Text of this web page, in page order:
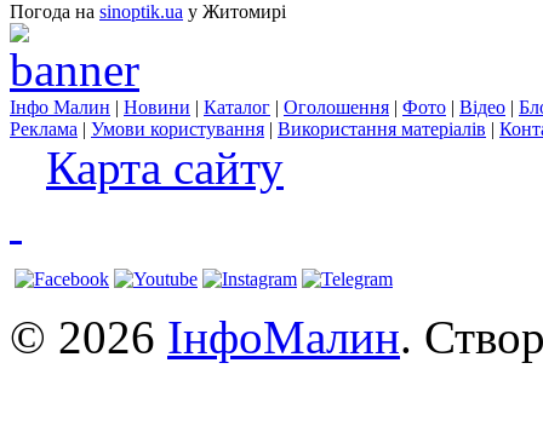
Погода на sinoptik.ua у Житомирі
Інфо Малин | Новини | Каталог | Оголошення | Фото | Відео |
Реклама | Умови користування | Використання матеріалів |
Карта сайту
© 2026 ІнфоМалин.